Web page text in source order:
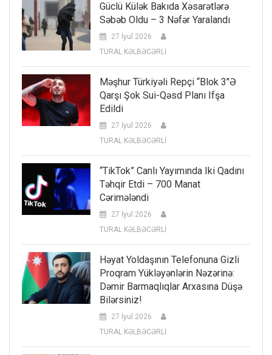
Güclü Külək Bakıda Xəsarətlərə
Səbəb Oldu – 3 Nəfər Yaralandı
27 İyul 2026
TURAL KƏLBƏCƏRLİ
Məşhur Türkiyəli Repçi “Blok 3″ə
Qarşı Şok Sui-Qəsd Planı Ifşa
Edildi
27 İyul 2026
TURAL KƏLBƏCƏRLİ
“TikTok” Canlı Yayımında Iki Qadını
Təhqir Etdi – 700 Manat
Cərimələndi
27 İyul 2026
TURAL KƏLBƏCƏRLİ
Həyat Yoldaşının Telefonuna Gizli
Proqram Yükləyənlərin Nəzərinə:
Dəmir Barmaqlıqlar Arxasına Düşə
Bilərsiniz!
27 İyul 2026
TURAL KƏLBƏCƏRLİ